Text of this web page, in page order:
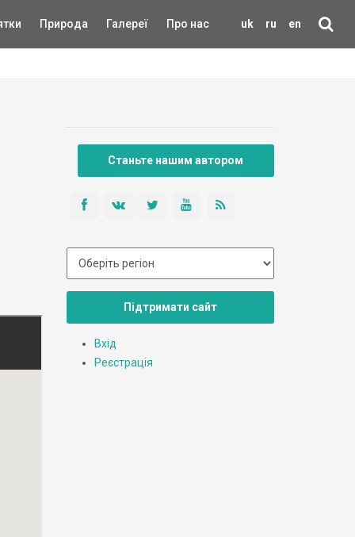
uk ru en
Природа Галереї Про нас
Станьте нашим автором
Підтримати сайт
Вхід
Реєстрація